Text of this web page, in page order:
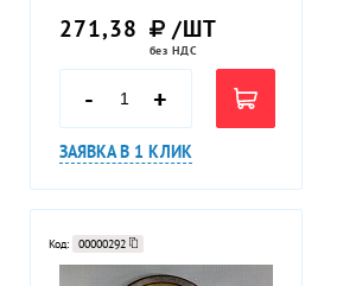
271,38 /ШТ
без НДС
- +
ЗАЯВКА В 1 КЛИК
Код: 00000292